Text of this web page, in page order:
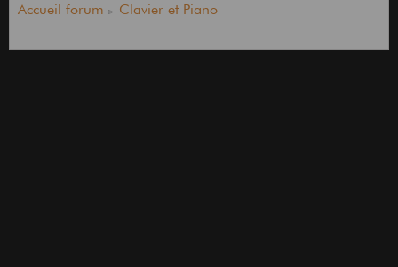
Accueil forum Clavier et Piano